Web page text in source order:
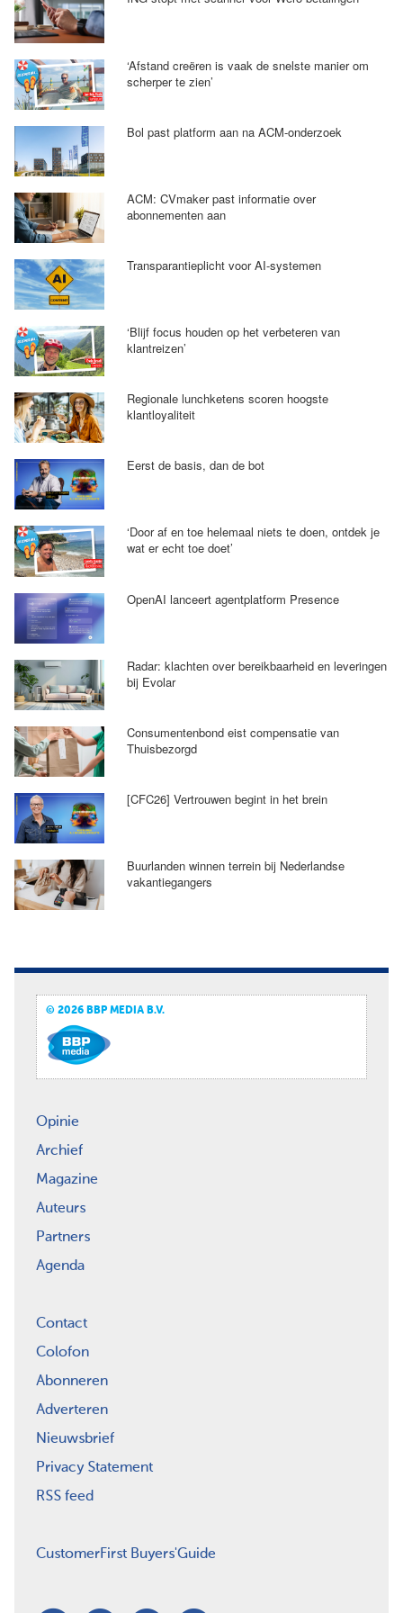
‘Afstand creëren is vaak de snelste manier om
scherper te zien’
Bol past platform aan na ACM-onderzoek
ACM: CVmaker past informatie over
abonnementen aan
Transparantieplicht voor AI-systemen
‘Blijf focus houden op het verbeteren van
klantreizen’
Regionale lunchketens scoren hoogste
klantloyaliteit
Eerst de basis, dan de bot
‘Door af en toe helemaal niets te doen, ontdek je
wat er echt toe doet’
OpenAI lanceert agentplatform Presence
Radar: klachten over bereikbaarheid en leveringen
bij Evolar
Consumentenbond eist compensatie van
Thuisbezorgd
[CFC26] Vertrouwen begint in het brein
Buurlanden winnen terrein bij Nederlandse
vakantiegangers
© 2026 BBP MEDIA B.V.
Opinie
Archief
Magazine
Auteurs
Partners
Agenda
Contact
Colofon
Abonneren
Adverteren
Nieuwsbrief
Privacy Statement
RSS feed
CustomerFirst Buyers'Guide